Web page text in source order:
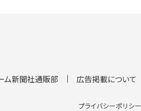
ム新聞社通販部 広告掲載について
プライバシーポリシー